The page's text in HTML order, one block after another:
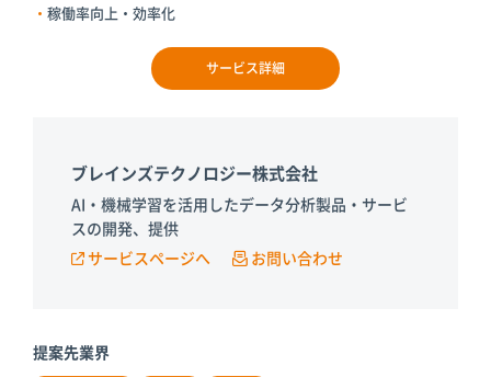
稼働率向上・効率化
サービス詳細
ブレインズテクノロジー株式会社
AI・機械学習を活用したデータ分析製品・サービ
スの開発、提供
サービスページへ
お問い合わせ
提案先業界